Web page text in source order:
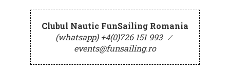
Clubul Nautic FunSailing Romania
(whatsapp) +4(0)726 151 993 ⁄
events@funsailing.ro